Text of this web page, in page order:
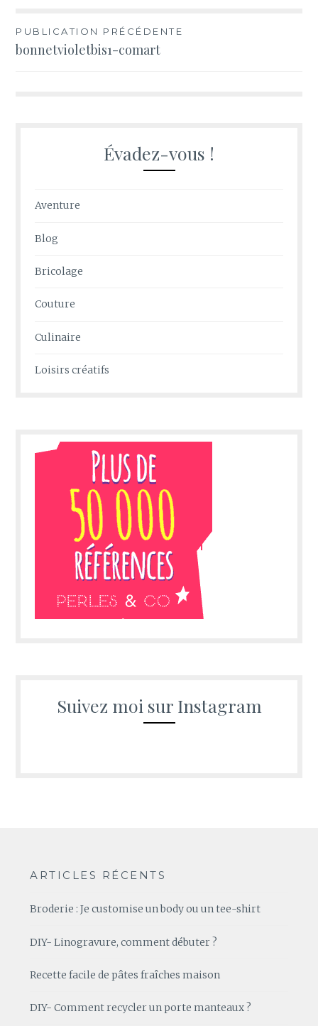
Navigation
de
PUBLICATION PRÉCÉDENTE
bonnetvioletbis1-comart
Évadez-vous !
Aventure
Blog
Bricolage
Couture
Culinaire
Loisirs créatifs
Suivez moi sur Instagram
ARTICLES RÉCENTS
Broderie : Je customise un body ou un tee-shirt
DIY- Linogravure, comment débuter ?
Recette facile de pâtes fraîches maison
DIY- Comment recycler un porte manteaux ?